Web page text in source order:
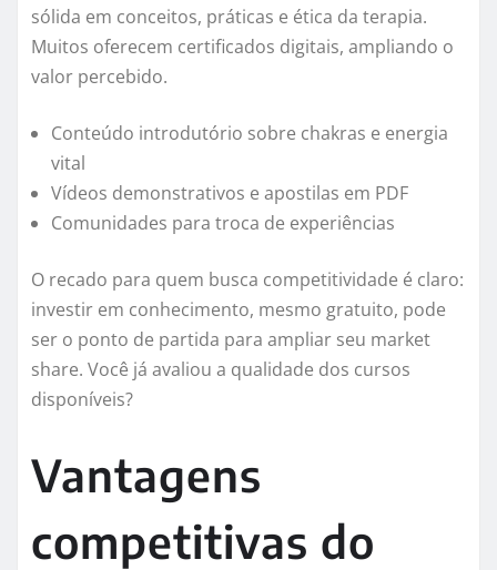
sólida em conceitos, práticas e ética da terapia.
Muitos oferecem certificados digitais, ampliando o
valor percebido.
Conteúdo introdutório sobre chakras e energia
vital
Vídeos demonstrativos e apostilas em PDF
Comunidades para troca de experiências
O recado para quem busca competitividade é claro:
investir em conhecimento, mesmo gratuito, pode
ser o ponto de partida para ampliar seu market
share. Você já avaliou a qualidade dos cursos
disponíveis?
Vantagens
competitivas do